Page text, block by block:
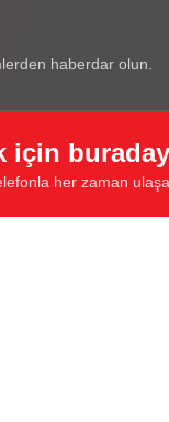
haberdar olun.
için
her zaman